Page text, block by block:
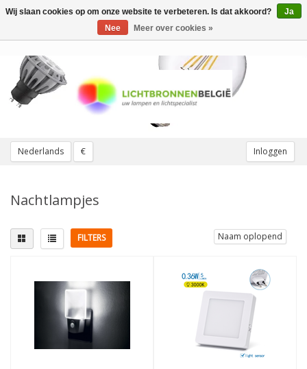
Nederlands € Inloggen
Toggle
Nachtlampjes
FILTERS Naam oplopend
4000K Koelwit(3)
Meer
Beweging sensor(3)
Licht/donker schakeling
Kleur Techniek
Wij slaan cookies op om onze website te verbeteren. Is dat akkoord?
Ja
Nee
Meer over cookies »